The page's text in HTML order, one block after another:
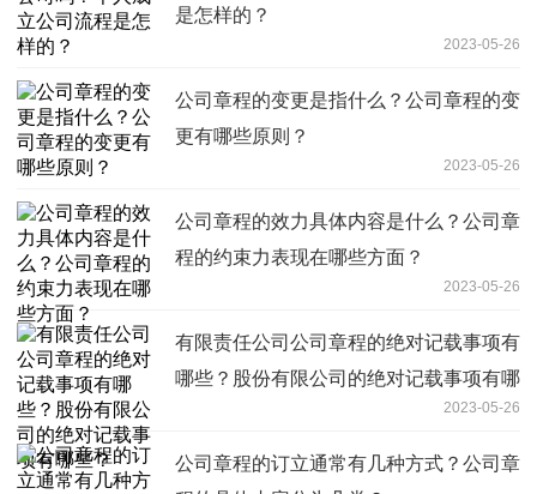
是怎样的？
2023-05-26
公司章程的变更是指什么？公司章程的变
更有哪些原则？
2023-05-26
公司章程的效力具体内容是什么？公司章
程的约束力表现在哪些方面？
2023-05-26
有限责任公司公司章程的绝对记载事项有
哪些？股份有限公司的绝对记载事项有哪
2023-05-26
公司章程的订立通常有几种方式？公司章